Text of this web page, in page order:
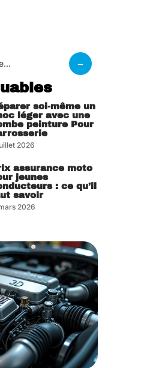
soi-même un
léger avec une
peinture Pour
2026
assurance moto
jeunes
: ce qu’il
savoir
2026